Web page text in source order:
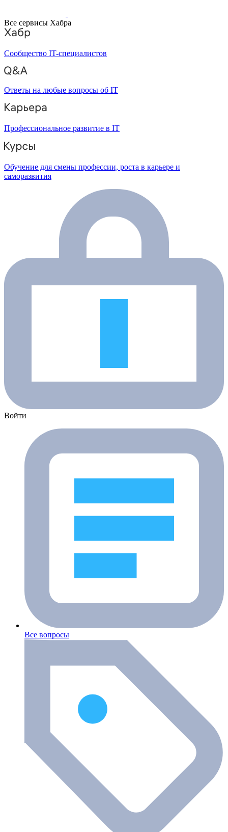
Все сервисы Хабра
Сообщество IT-специалистов
Ответы на любые вопросы об IT
Профессиональное развитие в IT
Обучение для смены профессии, роста в карьере и
саморазвития
Войти
Все вопросы